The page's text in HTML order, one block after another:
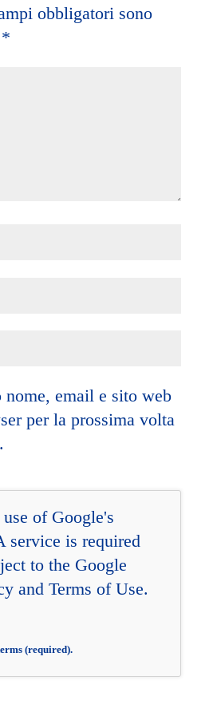
obbligatori sono
*
email e sito web
per la prossima volta
of Google's
service is required
to the Google
and Terms of Use.
(required).